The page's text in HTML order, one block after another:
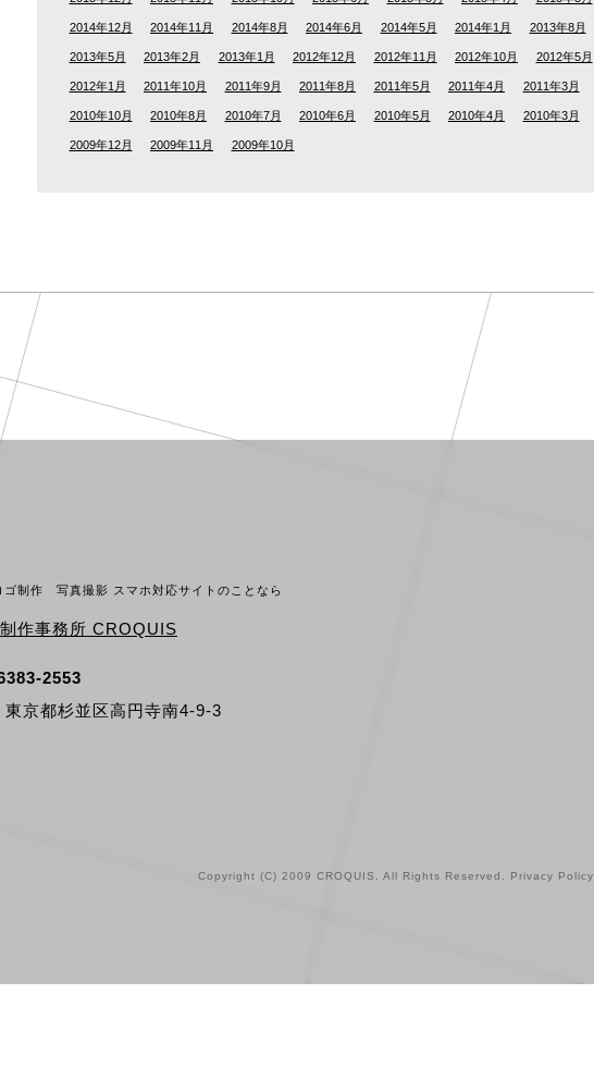
2014年12月 2014年11月 2014年8月 2014年6月 2014年5月 2014年1月 2013年8月
2013年5月 2013年2月 2013年1月 2012年12月 2012年11月 2012年10月 2012年5月
2012年1月 2011年10月 2011年9月 2011年8月 2011年5月 2011年4月 2011年3月
2010年10月 2010年8月 2010年7月 2010年6月 2010年5月 2010年4月 2010年3月
2009年12月 2009年11月 2009年10月
ゴ制作 写真撮影 スマホ対応サイトのことなら
作事務所 CROQUIS
2553
京都杉並区高円寺南4-9-3
Copyright (C) 2009 CROQUIS. All Rights Reserved. Privacy Policy